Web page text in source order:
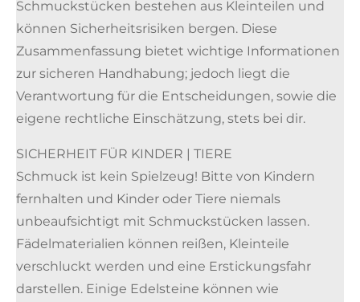
Schmuckstücken bestehen aus Kleinteilen und
können Sicherheitsrisiken bergen. Diese
Zusammenfassung bietet wichtige Informationen
zur sicheren Handhabung; jedoch liegt die
Verantwortung für die Entscheidungen, sowie die
eigene rechtliche Einschätzung, stets bei dir.
SICHERHEIT FÜR KINDER | TIERE
Schmuck ist kein Spielzeug! Bitte von Kindern
fernhalten und Kinder oder Tiere niemals
unbeaufsichtigt mit Schmuckstücken lassen.
Fädelmaterialien können reißen, Kleinteile
verschluckt werden und eine Erstickungsfahr
darstellen. Einige Edelsteine können wie